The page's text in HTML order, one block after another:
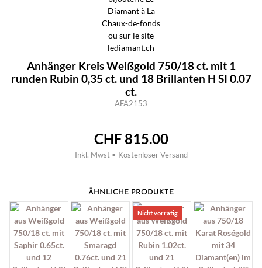
Anhänger Kreis Weißgold 750/18 ct. mit 1
runden Rubin 0,35 ct. und 18 Brillanten H SI 0.07
ct.
AFA2153
CHF815.00
Inkl. Mwst • Kostenloser Versand
ÄHNLICHE PRODUKTE
Nicht vorrätig